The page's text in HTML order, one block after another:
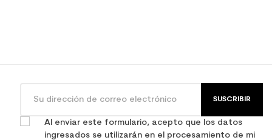
SUSCRIBIR
Al enviar este formulario, acepto que los datos
ingresados se utilizarán en el procesamiento de mi